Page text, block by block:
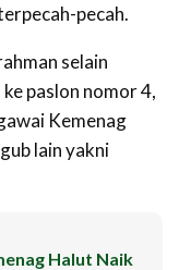
pecah.
selain
paslon nomor 4,
Kemenag
lain yakni
Halut Naik